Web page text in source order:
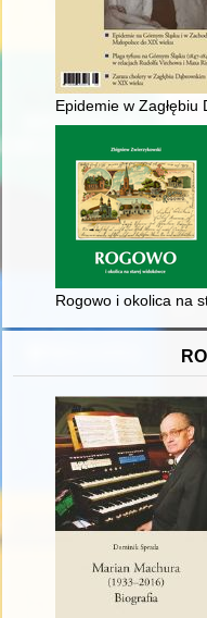
Epidemie w
Rogowo i okolica na